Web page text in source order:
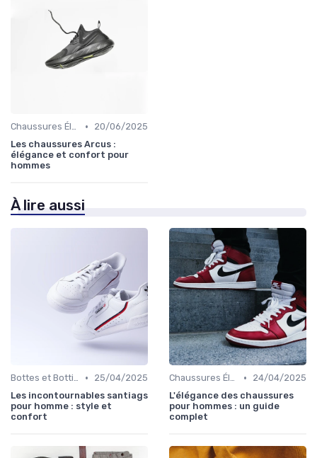
Chaussures Élégantes et de Cérémonie •
20/06/2025
Les chaussures Arcus :
élégance et confort pour
hommes
À lire aussi
Bottes et Bottines •
25/04/2025
Les incontournables santiags
pour homme : style et
confort
Chaussures Élégantes et de Cérémonie •
24/04/2025
L'élégance des chaussures
pour hommes : un guide
complet